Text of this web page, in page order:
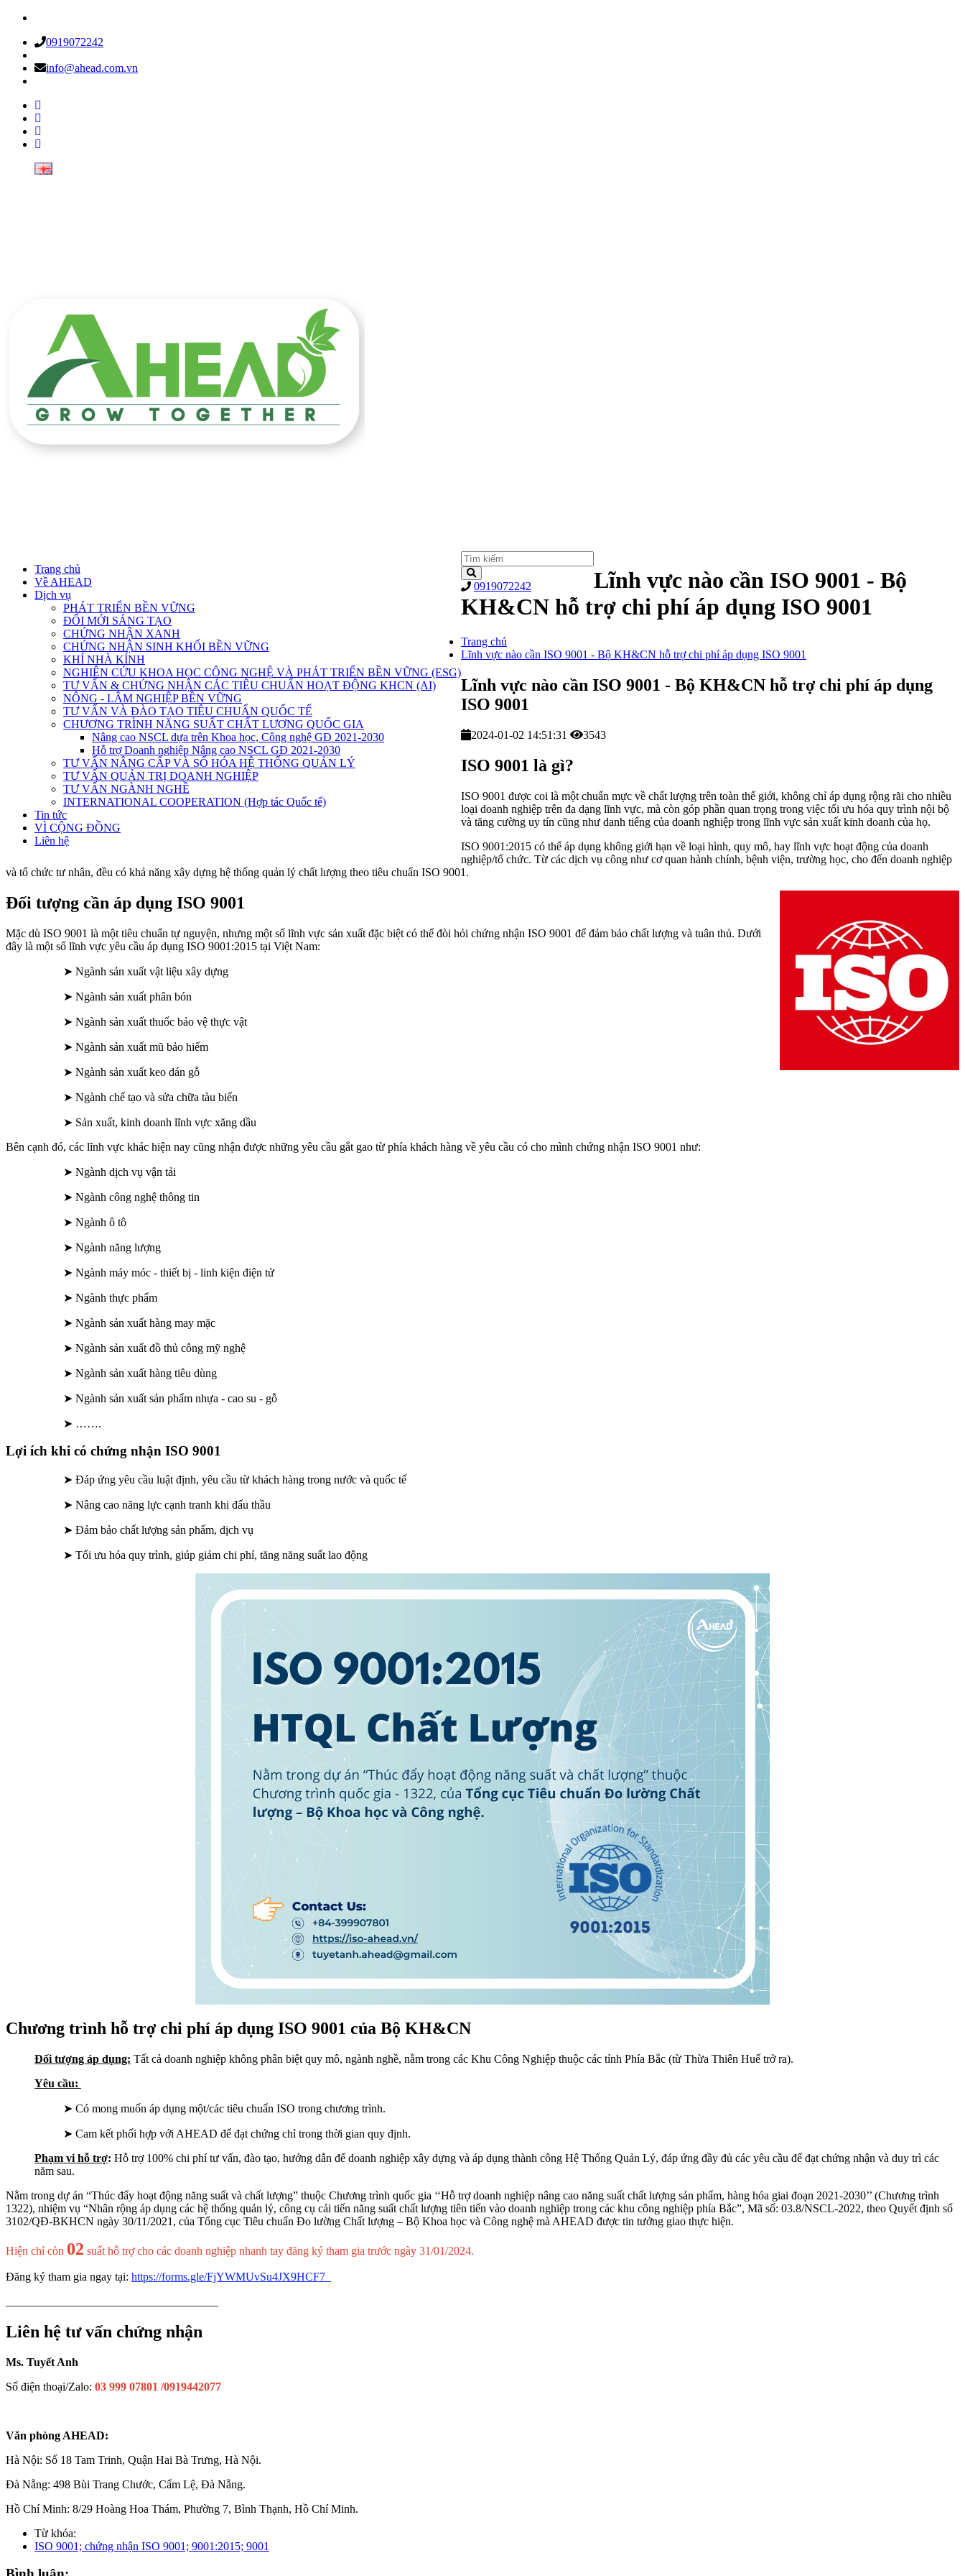
0919072242
info@ahead.com.vn
Trang chủ
Về AHEAD
Dịch vụ
PHÁT TRIỂN BỀN VỮNG
ĐỔI MỚI SÁNG TẠO
CHỨNG NHẬN XANH
CHỨNG NHẬN SINH KHỐI BỀN VỮNG
KHÍ NHÀ KÍNH
NGHIÊN CỨU KHOA HỌC CÔNG NGHỆ VÀ PHÁT TRIỂN BỀN VỮNG (ESG)
TƯ VẤN & CHỨNG NHẬN CÁC TIÊU CHUẨN HOẠT ĐỘNG KHCN (AI)
NÔNG - LÂM NGHIỆP BỀN VỮNG
TƯ VẤN VÀ ĐÀO TẠO TIÊU CHUẨN QUỐC TẾ
CHƯƠNG TRÌNH NĂNG SUẤT CHẤT LƯỢNG QUỐC GIA
Nâng cao NSCL dựa trên Khoa học, Công nghệ GĐ 2021-2030
Hỗ trợ Doanh nghiệp Nâng cao NSCL GĐ 2021-2030
TƯ VẤN NÂNG CẤP VÀ SỐ HÓA HỆ THỐNG QUẢN LÝ
TƯ VẤN QUẢN TRỊ DOANH NGHIỆP
TƯ VẤN NGÀNH NGHỀ
INTERNATIONAL COOPERATION (Hợp tác Quốc tế)
Tin tức
VÌ CỘNG ĐỒNG
Liên hệ
0919072242
Lĩnh vực nào cần ISO 9001 - Bộ
KH&CN hỗ trợ chi phí áp dụng ISO 9001
Trang chủ
Lĩnh vực nào cần ISO 9001 - Bộ KH&CN hỗ trợ chi phí áp dụng ISO 9001
Lĩnh vực nào cần ISO 9001 - Bộ KH&CN hỗ trợ chi phí áp dụng
ISO 9001
2024-01-02 14:51:31 3543
ISO 9001 là gì?
ISO 9001 được coi là một chuẩn mực về chất lượng trên toàn thế giới, không chỉ áp dụng rộng rãi cho nhiều
loại doanh nghiệp trên đa dạng lĩnh vực, mà còn góp phần quan trọng trong việc tối ưu hóa quy trình nội bộ
và tăng cường uy tín cũng như danh tiếng của doanh nghiệp trong lĩnh vực sản xuất kinh doanh của họ.
ISO 9001:2015 có thể áp dụng không giới hạn về loại hình, quy mô, hay lĩnh vực hoạt động của doanh
nghiệp/tổ chức. Từ các dịch vụ công như cơ quan hành chính, bệnh viện, trường học, cho đến doanh nghiệp
và tổ chức tư nhân, đều có khả năng xây dựng hệ thống quản lý chất lượng theo tiêu chuẩn ISO 9001.
Đối tượng cần áp dụng ISO 9001
Mặc dù ISO 9001 là một tiêu chuẩn tự nguyện, nhưng một số lĩnh vực sản xuất đặc biệt có thể đòi hỏi chứng nhận ISO 9001 để đảm bảo chất lượng và tuân thủ. Dưới
đây là một số lĩnh vực yêu cầu áp dụng ISO 9001:2015 tại Việt Nam:
➤ Ngành sản xuất vật liệu xây dựng
➤ Ngành sản xuất phân bón
➤ Ngành sản xuất thuốc bảo vệ thực vật
➤ Ngành sản xuất mũ bảo hiểm
➤ Ngành sản xuất keo dán gỗ
➤ Ngành chế tạo và sửa chữa tàu biển
➤ Sản xuất, kinh doanh lĩnh vực xăng dầu
Bên cạnh đó, các lĩnh vực khác hiện nay cũng nhận được những yêu cầu gắt gao từ phía khách hàng về yêu cầu có cho mình chứng nhận ISO 9001 như:
➤ Ngành dịch vụ vận tải
➤ Ngành công nghệ thông tin
➤ Ngành ô tô
➤ Ngành năng lượng
➤ Ngành máy móc - thiết bị - linh kiện điện tử
➤ Ngành thực phẩm
➤ Ngành sản xuất hàng may mặc
➤ Ngành sản xuất đồ thủ công mỹ nghệ
➤ Ngành sản xuất hàng tiêu dùng
➤ Ngành sản xuất sản phẩm nhựa - cao su - gỗ
➤ …….
Lợi ích khi có chứng nhận ISO 9001
➤ Đáp ứng yêu cầu luật định, yêu cầu từ khách hàng trong nước và quốc tế
➤ Nâng cao năng lực cạnh tranh khi đấu thầu
➤ Đảm bảo chất lượng sản phẩm, dịch vụ
➤ Tối ưu hóa quy trình, giúp giảm chi phí, tăng năng suất lao động
Chương trình hỗ trợ chi phí áp dụng ISO 9001 của Bộ KH&CN
Đối tượng áp dụng: Tất cả doanh nghiệp không phân biệt quy mô, ngành nghề, nằm trong các Khu Công Nghiệp thuộc các tỉnh Phía Bắc (từ Thừa Thiên Huế trở ra).
Yêu cầu:
➤ Có mong muốn áp dụng một/các tiêu chuẩn ISO trong chương trình.
➤ Cam kết phối hợp với AHEAD để đạt chứng chỉ trong thời gian quy định.
Phạm vi hỗ trợ: Hỗ trợ 100% chi phí tư vấn, đào tạo, hướng dẫn để doanh nghiệp xây dựng và áp dụng thành công Hệ Thống Quản Lý, đáp ứng đầy đủ các yêu cầu để đạt chứng nhận và duy trì các
năm sau.
Nằm trong dự án “Thúc đẩy hoạt động năng suất và chất lượng” thuộc Chương trình quốc gia ‘‘Hỗ trợ doanh nghiệp nâng cao năng suất chất lượng sản phẩm, hàng hóa giai đoạn 2021-2030’’ (Chương trình
1322), nhiệm vụ “Nhân rộng áp dụng các hệ thống quản lý, công cụ cải tiến năng suất chất lượng tiên tiến vào doanh nghiệp trong các khu công nghiệp phía Bắc”, Mã số: 03.8/NSCL-2022, theo Quyết định số
3102/QĐ-BKHCN ngày 30/11/2021, của Tổng cục Tiêu chuẩn Đo lường Chất lượng – Bộ Khoa học và Công nghệ mà AHEAD được tin tưởng giao thực hiện.
Hiện chỉ còn 02 suất hỗ trợ cho các doanh nghiệp nhanh tay đăng ký tham gia trước ngày 31/01/2024.
Đăng ký tham gia ngay tại: https://forms.gle/FjYWMUvSu4JX9HCF7
Liên hệ tư vấn chứng nhận
Ms. Tuyết Anh
Số điện thoại/Zalo: 03 999 07801 /0919442077
Văn phòng AHEAD:
Hà Nội: Số 18 Tam Trinh, Quận Hai Bà Trưng, Hà Nội.
Đà Nẵng: 498 Bùi Trang Chước, Cẩm Lệ, Đà Nẵng.
Hồ Chí Minh: 8/29 Hoàng Hoa Thám, Phường 7, Bình Thạnh, Hồ Chí Minh.
Từ khóa:
ISO 9001; chứng nhận ISO 9001; 9001:2015; 9001